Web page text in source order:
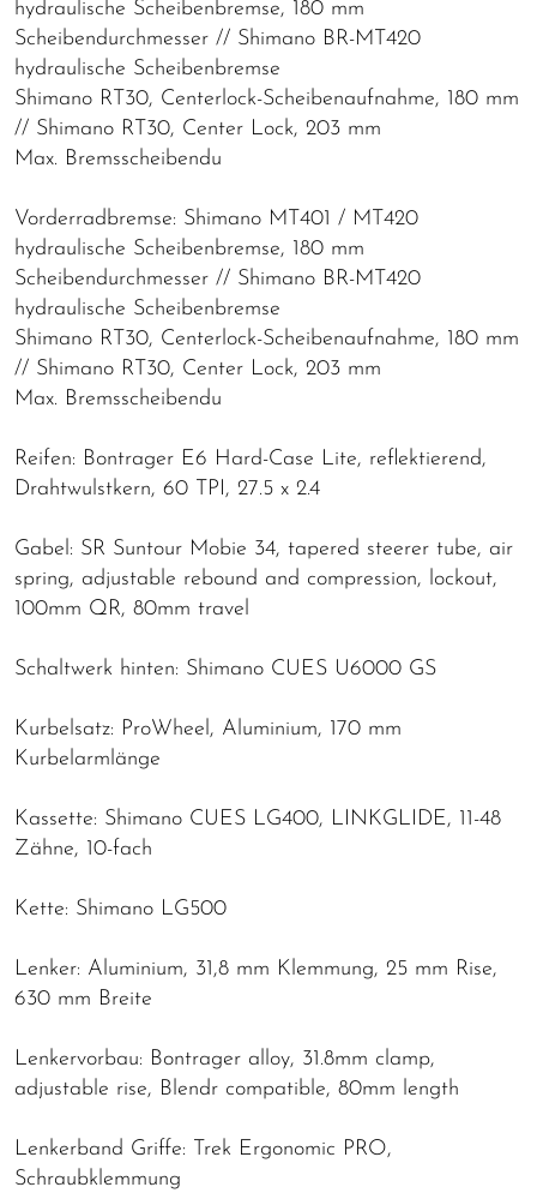
hydraulische Scheibenbremse, 180 mm
Scheibendurchmesser // Shimano BR-MT420
hydraulische Scheibenbremse
Shimano RT30, Centerlock-Scheibenaufnahme, 180 mm
// Shimano RT30, Center Lock, 203 mm
Max. Bremsscheibendu
Vorderradbremse: Shimano MT401 / MT420
hydraulische Scheibenbremse, 180 mm
Scheibendurchmesser // Shimano BR-MT420
hydraulische Scheibenbremse
Shimano RT30, Centerlock-Scheibenaufnahme, 180 mm
// Shimano RT30, Center Lock, 203 mm
Max. Bremsscheibendu
Reifen: Bontrager E6 Hard-Case Lite, reflektierend,
Drahtwulstkern, 60 TPI, 27.5 x 2.4
Gabel: SR Suntour Mobie 34, tapered steerer tube, air
spring, adjustable rebound and compression, lockout,
100mm QR, 80mm travel
Schaltwerk hinten: Shimano CUES U6000 GS
Kurbelsatz: ProWheel, Aluminium, 170 mm
Kurbelarmlänge
Kassette: Shimano CUES LG400, LINKGLIDE, 11-48
Zähne, 10-fach
Kette: Shimano LG500
Lenker: Aluminium, 31,8 mm Klemmung, 25 mm Rise,
630 mm Breite
Lenkervorbau: Bontrager alloy, 31.8mm clamp,
adjustable rise, Blendr compatible, 80mm length
Lenkerband Griffe: Trek Ergonomic PRO,
Schraubklemmung